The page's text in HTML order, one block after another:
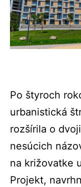
Po štyroch
urbanistická
rozšírila o
nesúcich
na križovatke
Projekt,